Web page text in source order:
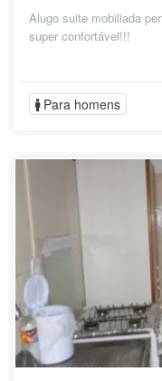
Alugo suite mobiliada
super confortável!!!
Para homens